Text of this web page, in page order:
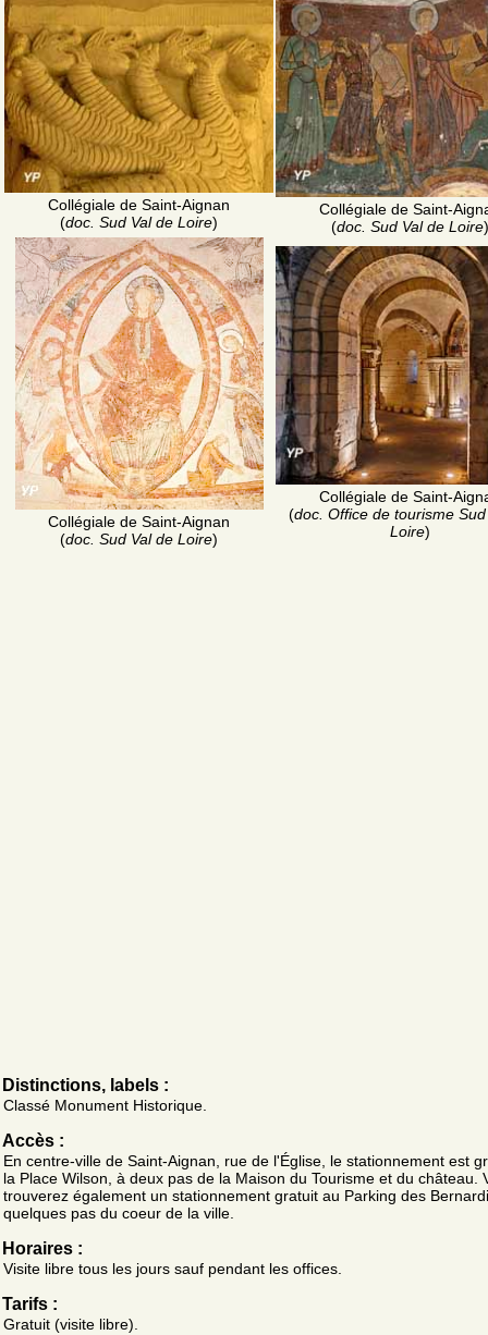
Collégiale de Saint-Aignan
(doc. Sud Val de Loire)
Collégiale de Saint-
(doc. Sud Val de Loire)
Collégiale de Saint-Aignan
(doc. Sud Val de Loire)
Collégiale de Saint-
(doc. Office de tourisme Sud
Loire)
Distinctions, labels :
Classé Monument Historique.
Accès :
En centre-ville de Saint-Aignan, rue de l'Église, le stationnement est
la Place Wilson, à deux pas de la Maison du Tourisme et du château.
trouverez également un stationnement gratuit au Parking des
quelques pas du coeur de la ville.
Horaires :
Visite libre tous les jours sauf pendant les offices.
Tarifs :
Gratuit (visite libre).